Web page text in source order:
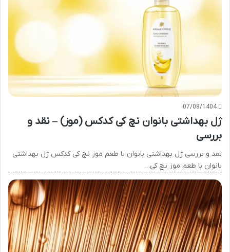
07/08/1404
ژل بهداشتی بانوان نچ کی کدکس (موز) – نقد و
بررسی
نقد و بررسی ژل بهداشتی بانوان با طعم موز نچ کی کدکس ژل بهداشتی
بانوان با طعم موز نچ کی…